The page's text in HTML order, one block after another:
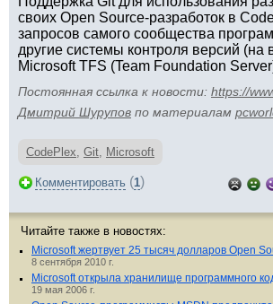
своих Open Source-разработок в
запросов самого сообщества
другие системы контроля версий
Microsoft TFS (Team Foundation
Постоянная ссылка к новости: https://
Дмитрий Шурупов по материалам
CodePlex, Git, Microsoft
Комментировать (1)
Читайте также в новостях:
Microsoft жертвует 25 тысяч долларов Open
8 сентября 2010 г.
Microsoft открыла хранилище программного
19 мая 2006 г.